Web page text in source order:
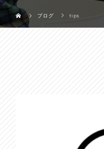
ブログ tips